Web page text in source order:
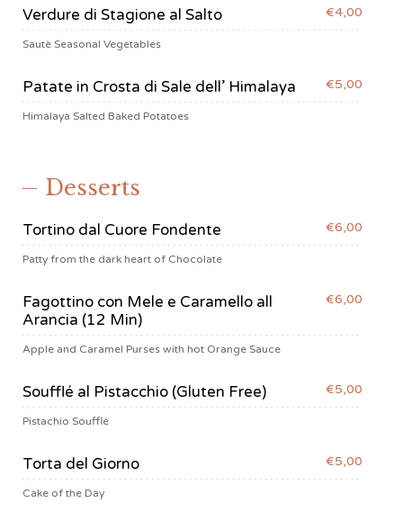
Verdure di Stagione al Salto €4,00
Sautè Seasonal Vegetables
Patate in Crosta di Sale dell’ Himalaya €5,00
Himalaya Salted Baked Potatoes
Desserts
Tortino dal Cuore Fondente €6,00
Patty from the dark heart of Chocolate
Fagottino con Mele e Caramello all
Arancia (12 Min)
€6,00
Apple and Caramel Purses with hot Orange Sauce
Soufflé al Pistacchio (Gluten Free) €5,00
Pistachio Soufflé
Torta del Giorno €5,00
Cake of the Day